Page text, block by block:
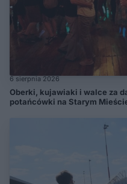
6 sierpnia 2026
Oberki, kujawiaki i walce za
potańcówki na Starym